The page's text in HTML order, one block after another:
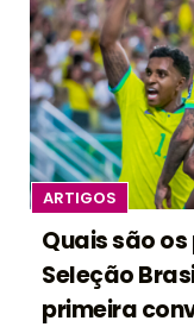
ARTIGOS
Quais são
Seleção
primeira